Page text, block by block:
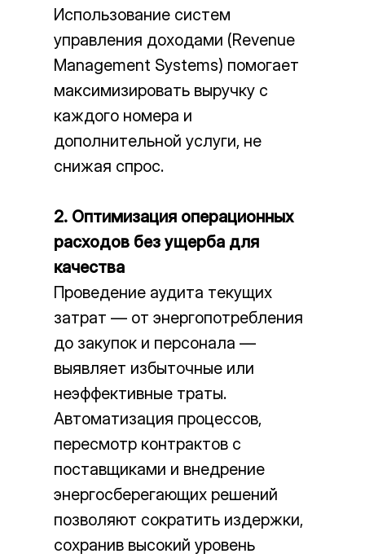
Использование систем
управления доходами (Revenue
Management Systems) помогает
максимизировать выручку с
каждого номера и
дополнительной услуги, не
снижая спрос.
2. Оптимизация операционных
расходов без ущерба для
качества
Проведение аудита текущих
затрат — от энергопотребления
до закупок и персонала —
выявляет избыточные или
неэффективные траты.
Автоматизация процессов,
пересмотр контрактов с
поставщиками и внедрение
энергосберегающих решений
позволяют сократить издержки,
сохранив высокий уровень